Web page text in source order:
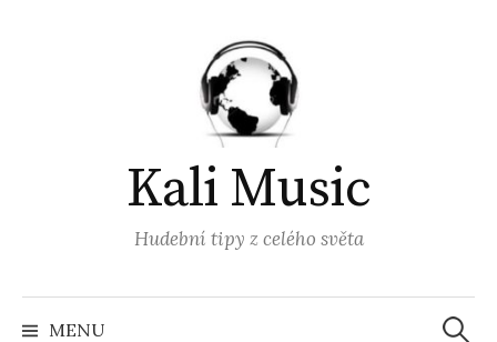
Kali Music
Hudební tipy z celého světa
MENU